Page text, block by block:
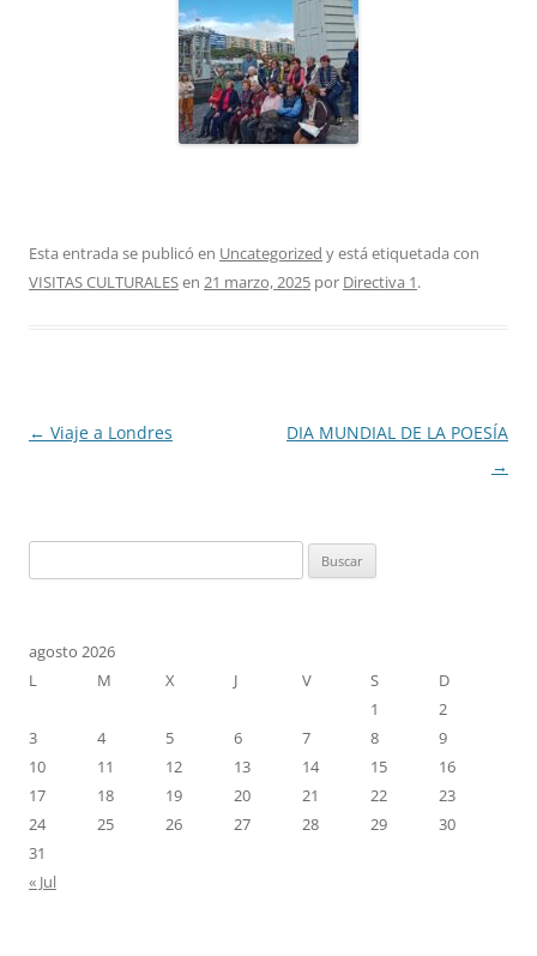
Esta entrada se publicó en Uncategorized y está etiquetada con
VISITAS CULTURALESen 21 marzo, 2025 por Directiva 1.
Navegación
← Viaje a Londres
DIA MUNDIAL DE LA POESÍA
→
agosto 2026
L
M X J V S
D
1
2
3
4 5 6 7 8
9
10
11 12 13 14 15
16
17
18 19 20 21 22
23
24
25 26 27 28 29
30
31
« Jul